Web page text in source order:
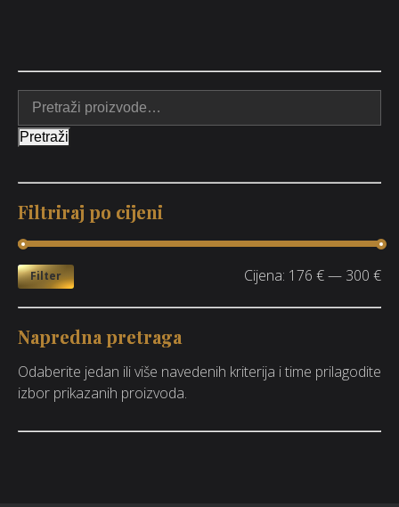
Pretraži
Filtriraj po cijeni
Filter Cijena: 176 €— 300 €
Napredna pretraga
Odaberite jedan ili više navedenih kriterija i time prilagodite
izbor prikazanih proizvoda.